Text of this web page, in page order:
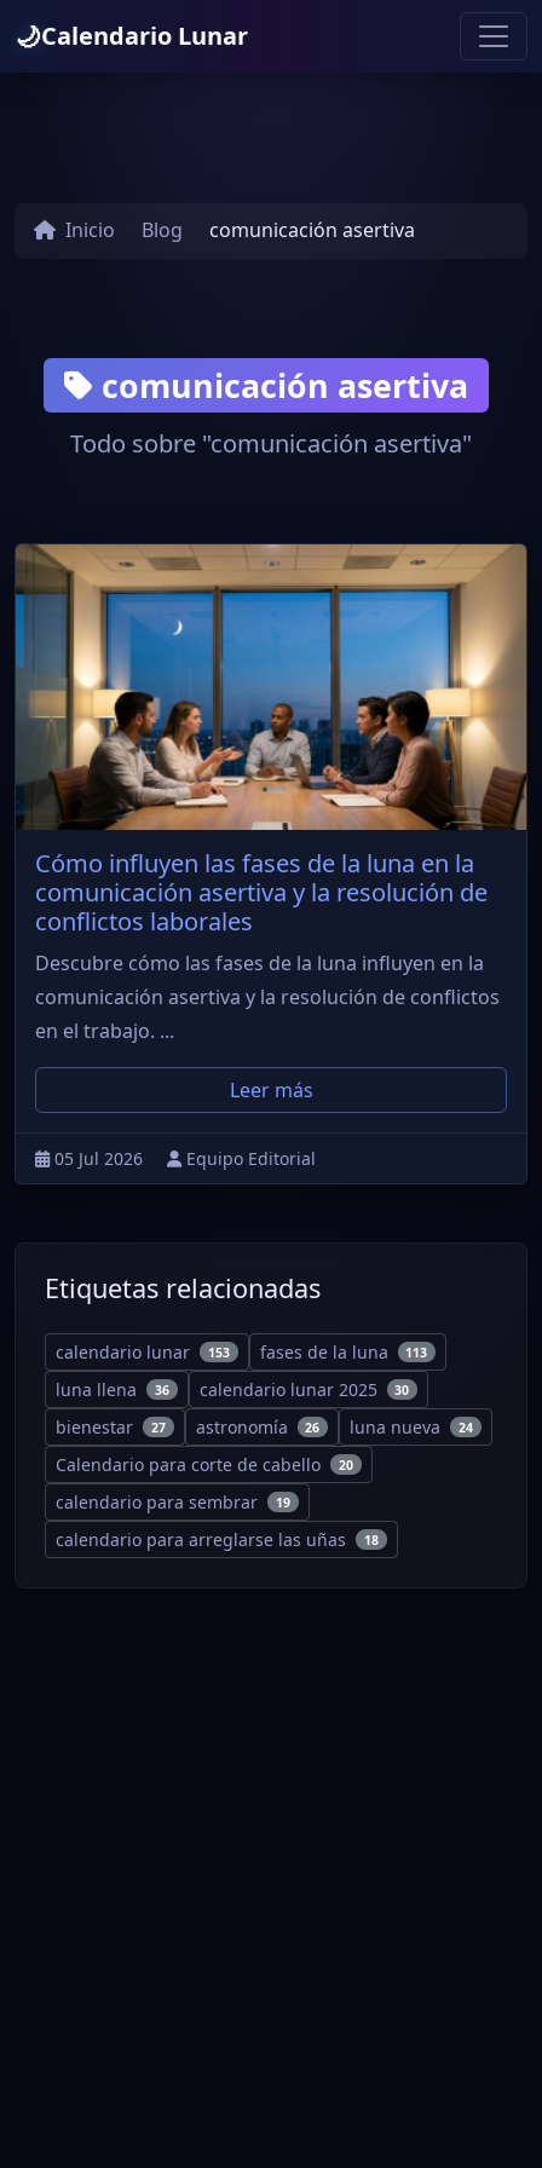
🌙Calendario Lunar
Inicio Blog comunicación asertiva
comunicación asertiva
Todo sobre "comunicación asertiva"
Cómo influyen las fases de la luna en la
comunicación asertiva y la resolución de
conflictos laborales
Descubre cómo las fases de la luna influyen en la
comunicación asertiva y la resolución de conflictos
en el trabajo. ...
Leer más
05 Jul 2026 Equipo Editorial
Etiquetas relacionadas
calendario lunar 153 fases de la luna 113
luna llena 36 calendario lunar 2025 30
bienestar 27 astronomía 26 luna nueva 24
Calendario para corte de cabello 20
calendario para sembrar 19
calendario para arreglarse las uñas 18